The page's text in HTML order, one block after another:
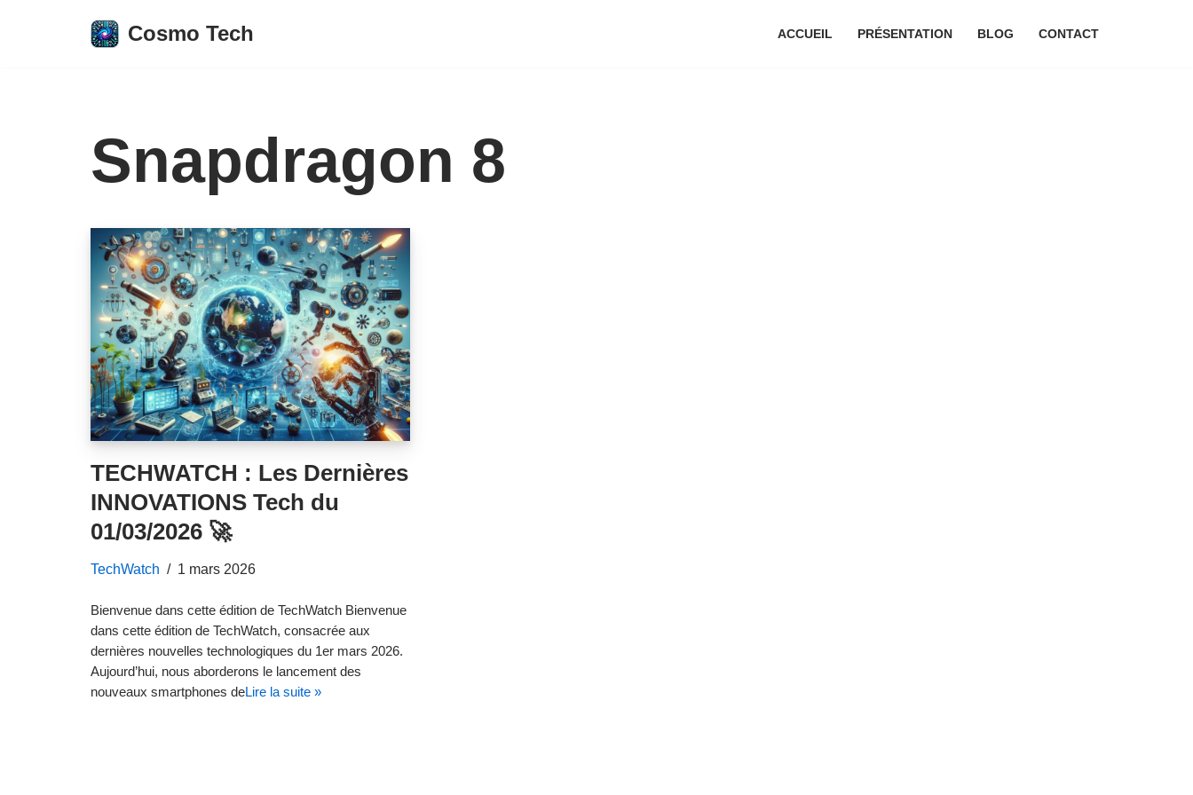
Cosmo Tech ACCUEIL PRÉSENTATION BLOG CONTACT
Snapdragon 8
TECHWATCH : Les Dernières
INNOVATIONS Tech du
01/03/2026 🚀
TechWatch 1 mars 2026
Bienvenue dans cette édition de TechWatch Bienvenue
dans cette édition de TechWatch, consacrée aux
dernières nouvelles technologiques du 1er mars 2026.
Aujourd’hui, nous aborderons le lancement des
nouveaux smartphones deLire la suite »